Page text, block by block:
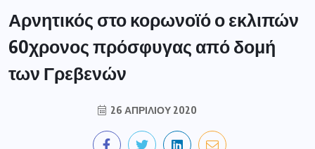
Αρνητικός στο κορωνοϊό ο εκλιπών
60χρονος πρόσφυγας από δομή
των Γρεβενών
26 ΑΠΡΙΛΊΟΥ 2020